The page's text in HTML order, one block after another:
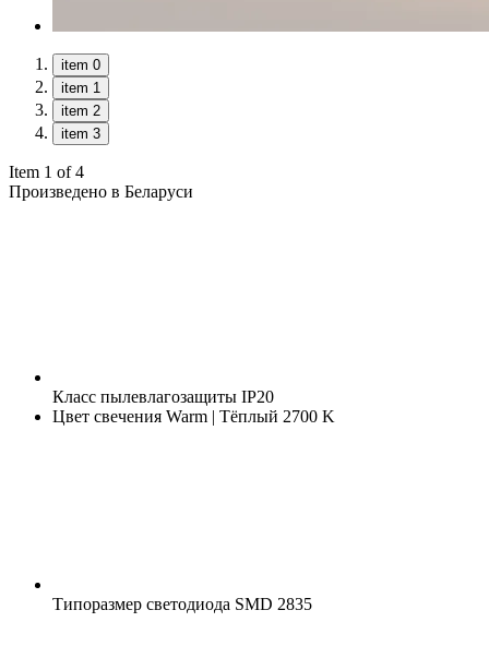
item 0
item 1
item 2
item 3
Item 1 of 4
Произведено в Беларуси
Класс пылевлагозащиты IP20
Цвет свечения Warm | Тёплый 2700 K
Типоразмер светодиода SMD 2835